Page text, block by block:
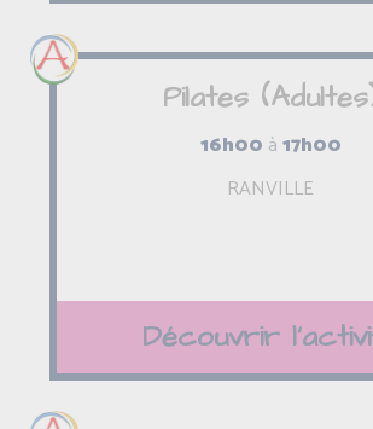
Pilates
16h00 à17h00
RANVILLE
Découvrir